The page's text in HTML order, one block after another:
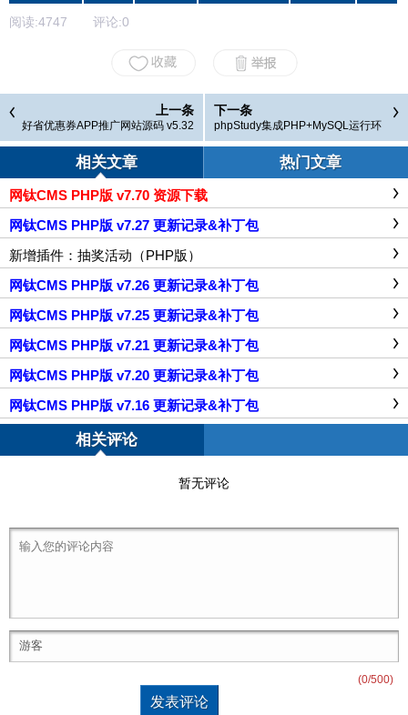
阅读:4747 评论:0
上一条
好省优惠券APP推广网站源码 v5.32
下一条
phpStudy集成PHP+MySQL运行环
版本，适合本地测试PHP程序
相关文章 热门文章
网钛CMS PHP版 v7.70 资源下载
网钛CMS PHP版 v7.27 更新记录&补丁包
新增插件：抽奖活动（PHP版）
网钛CMS PHP版 v7.26 更新记录&补丁包
网钛CMS PHP版 v7.25 更新记录&补丁包
网钛CMS PHP版 v7.21 更新记录&补丁包
网钛CMS PHP版 v7.20 更新记录&补丁包
网钛CMS PHP版 v7.16 更新记录&补丁包
相关评论
暂无评论
(0/500)